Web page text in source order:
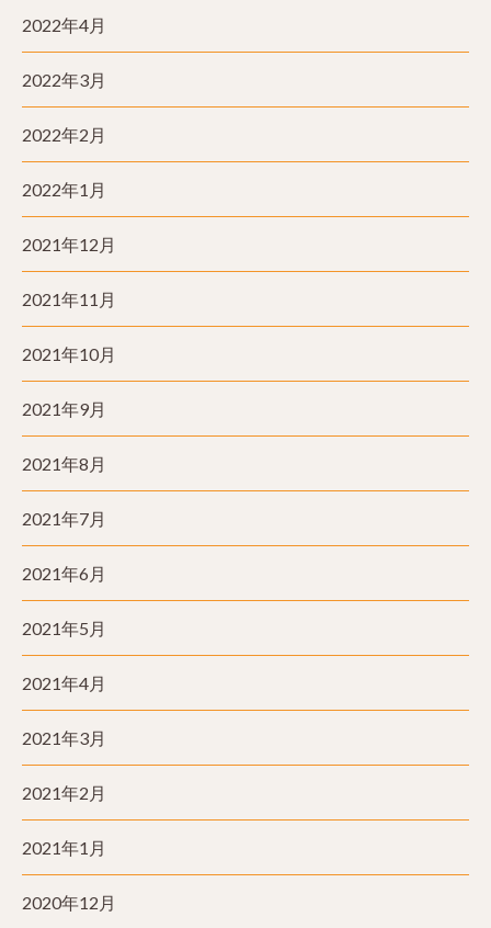
2022年4月
2022年3月
2022年2月
2022年1月
2021年12月
2021年11月
2021年10月
2021年9月
2021年8月
2021年7月
2021年6月
2021年5月
2021年4月
2021年3月
2021年2月
2021年1月
2020年12月